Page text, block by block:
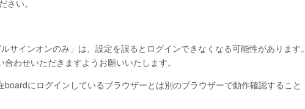
さい。
サインオンのみ」は、設定を誤るとログインできなくなる可能性があります。
わせいただきますようお願いいたします。
にログインしているブラウザーとは別のブラウザーで動作確認すること